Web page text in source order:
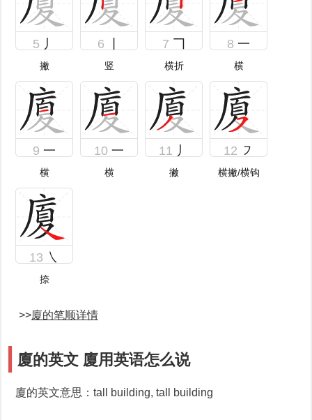
5 丿
撇
6
竖
7 𠃍
横折
8 一
横
9 一
横
10 一
横
11 丿
撇
12 ㇇
横撇/横钩
13 ㇏
捺
>>廈的笔顺详情
廈的英文 廈用英语怎么说
廈的英文意思：tall building, tall building